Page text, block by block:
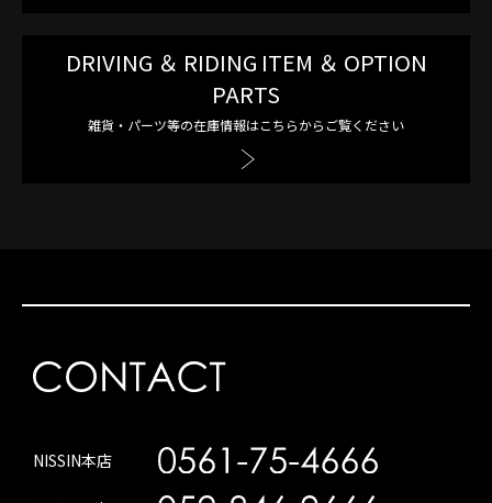
DRIVING ＆ RIDING ITEM ＆ OPTION
PARTS
雑貨・パーツ等の在庫情報はこちらからご覧ください
NISSIN本店